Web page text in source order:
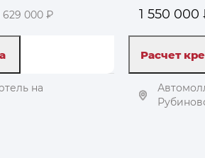
629 000 ₽
на
1 550 000
Расчет